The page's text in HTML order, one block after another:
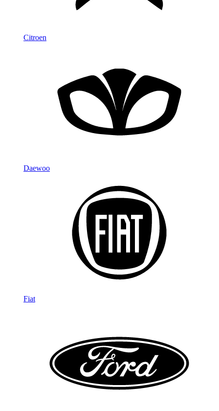
Citroen
Daewoo
Fiat